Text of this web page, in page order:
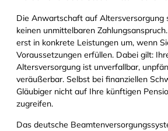
Die Anwartschaft auf Altersversorgung
keinen unmittelbaren
erst in konkrete Leistungen um, wenn
Voraussetzungen erfüllen. Dabei gilt:
Altersversorgung ist unverfallbar,
veräußerbar. Selbst bei finanziellen
Gläubiger nicht auf Ihre künftigen
zugreifen.
Das deutsche